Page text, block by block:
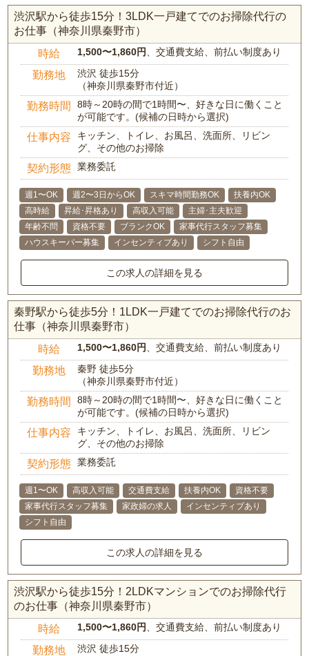
渋沢駅から徒歩15分！3LDK一戸建てでのお掃除代行の
お仕事（神奈川県秦野市）
時給 1,500〜1,860円 、交通費支給、前払い制度あり
勤務地
渋沢 徒歩15分
（神奈川県秦野市付近）
勤務時間
8時～20時の間で1時間〜、好きな日に働くこと
が可能です。(候補の日時から選択)
仕事内容
キッチン、トイレ、お風呂、洗面所、リビン
グ、その他のお掃除
契約形態 業務委託
週1〜OK 週2〜3日からOK スキマ時間勤務OK
扶養内OK
高時給
昇給･昇格あり 高収入可能
主婦･主夫歓迎
年齢不問
資格不要 ブランクOK
家事代行スタッフ募集
ハウスキーパー募集
インセンティブあり シフト自由
この求人の詳細を見る
秦野駅から徒歩5分！1LDK一戸建てでのお掃除代行のお
仕事（神奈川県秦野市）
時給 1,500〜1,860円 、交通費支給、前払い制度あり
勤務地
秦野 徒歩5分
（神奈川県秦野市付近）
勤務時間
8時～20時の間で1時間〜、好きな日に働くこと
が可能です。(候補の日時から選択)
仕事内容
キッチン、トイレ、お風呂、洗面所、リビン
グ、その他のお掃除
契約形態 業務委託
週1〜OK 高収入可能 交通費支給 扶養内OK
資格不要
家事代行スタッフ募集
家政婦の求人
インセンティブあり
シフト自由
この求人の詳細を見る
渋沢駅から徒歩15分！2LDKマンションでのお掃除代行
のお仕事（神奈川県秦野市）
時給 1,500〜1,860円 、交通費支給、前払い制度あり
勤務地
渋沢 徒歩15分